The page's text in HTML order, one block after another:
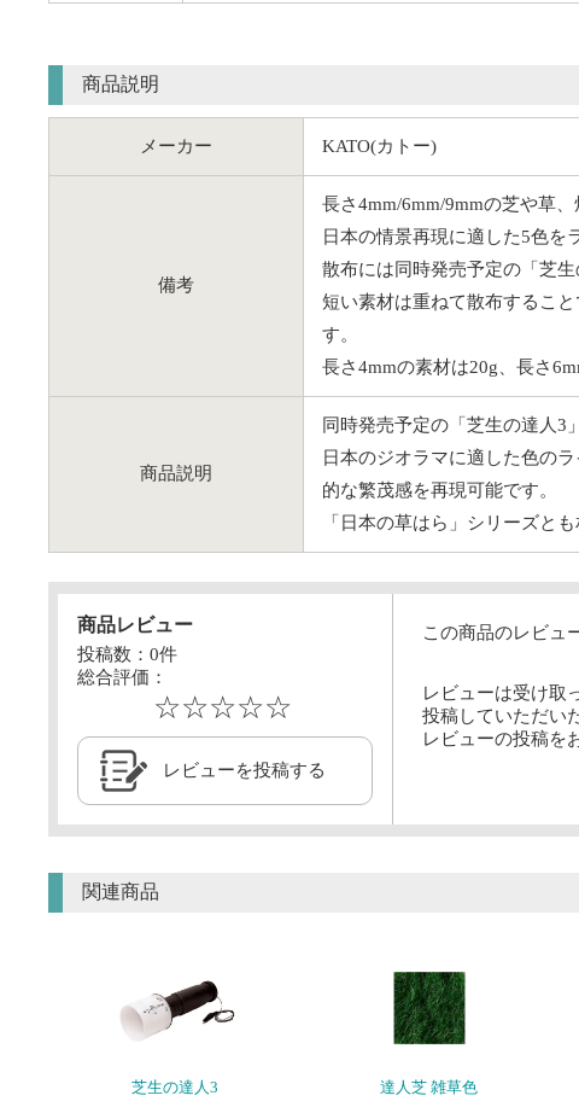
商品説明
メーカー KATO(カトー)
備考
長さ4mm/6mm/9mmの芝や草
日本の情景再現に適した5色を
散布には同時発売予定の「芝
短い素材は重ねて散布するこ
す。
長さ4mmの素材は20g、長さ
商品説明
同時発売予定の「芝生の達人3
日本のジオラマに適した色の
的な繁茂感を再現可能です。
「日本の草はら」シリーズと
商品レビュー
投稿数： 0件
総合評価：
☆☆☆☆☆
レビューを投稿する
この商品のレビュ
レビューは受け取
投稿していただい
レビューの投稿を
関連商品
芝生の達人3 達人芝 雑草色